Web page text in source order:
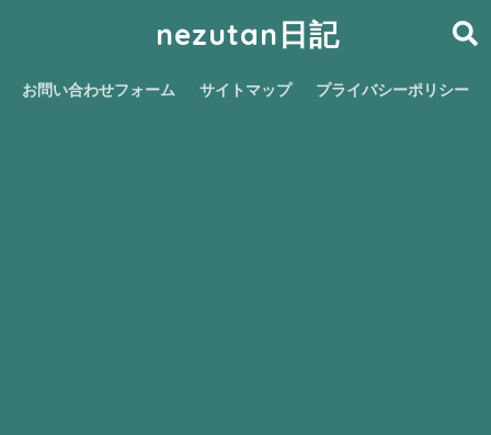
nezutan日記
お問い合わせフォーム サイトマップ プライバシーポリシー